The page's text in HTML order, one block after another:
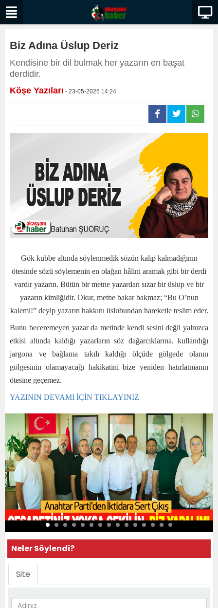
Biz Adına Üslup Deriz
​​​​​​​Kendisine bir dil bulmak her yazarın en başat
derdidir.
Köşe Yazıları - 23-05-2025 14:24
Gök kubbe altında söylenmedik sözün kalıp kalmadığının
ötesinde sözü söylemenin en olağan hâlini aramak gibi bir derdi
vardır yazarın. Bütün bir metne yazardan sızar bir üslup ve bir
yazarın kimliğidir. Okur, metne bakar bakmaz; “Bu O’nun
kalemi!” deyip yazarın hakkını üslubundan hareketle teslim eder.
Bunu beceremeyen yazar da metinde kendi sesini değil yalnızca
etkisi altında kaldığı yazarların söz dağarcıklarına, kullandığı
jargona ve bağlama takılı kaldığı ölçüde gölgede olanın
gölgesinin olamayacağı hakikatini bize yeniden hatırlatmanın
ötesine geçemez.
YAZININ DEVAMI İÇİN TIKLAYINIZ
Neler Söylendi?
Site